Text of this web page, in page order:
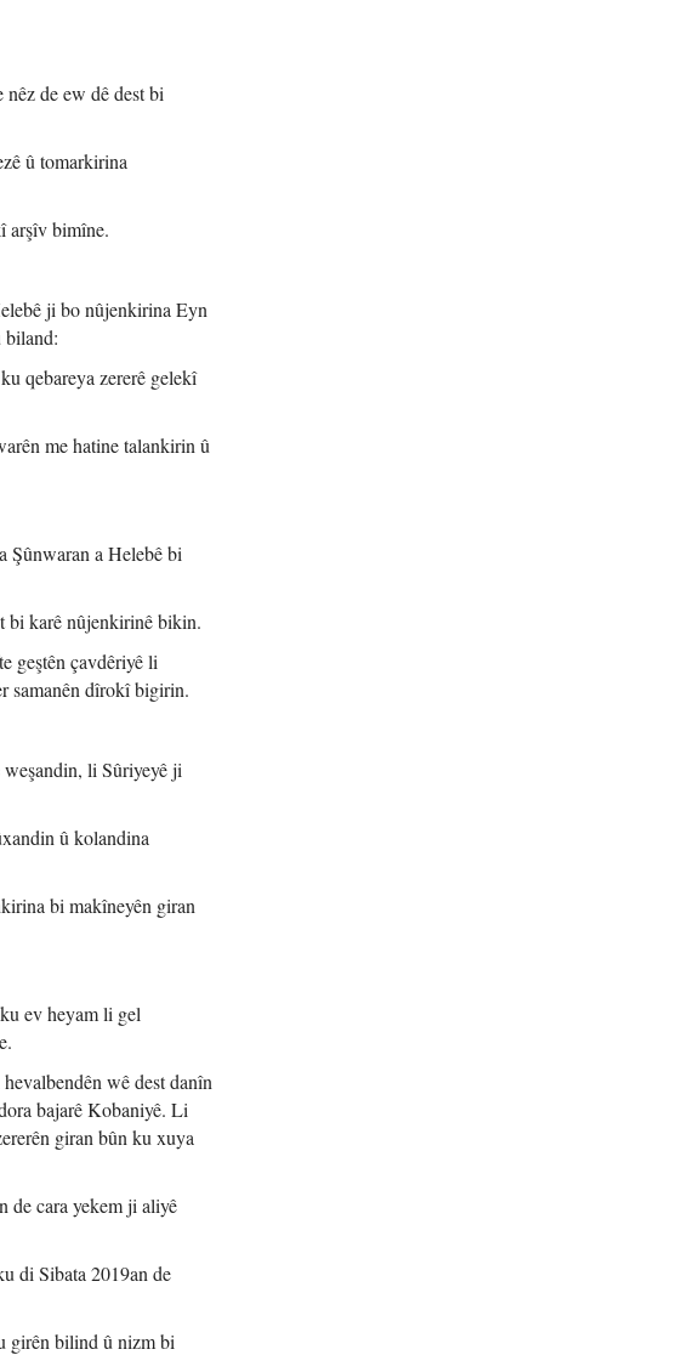
de ew dê dest bi
û tomarkirina
arşîv bimîne.
ji bo nûjenkirina Eyn
biland:
qebareya zererê gelekî
me hatine talankirin û
Şûnwaran a Helebê bi
bi karê nûjenkirinê bikin.
geştên çavdêriyê li
samanên dîrokî bigirin.
li Sûriyeyê ji
û kolandina
bi makîneyên giran
ev heyam li gel
wê dest danîn
bajarê Kobaniyê. Li
giran bûn ku xuya
de cara yekem ji aliyê
di Sibata 2019an de
girên bilind û nizm bi